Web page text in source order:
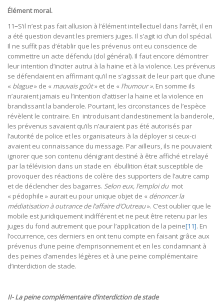
Élément moral.
11–S’il n’est pas fait allusion à l’élément intellectuel dans l’arrêt, il en
a été question devant les premiers juges. Il s’agit ici d’un dol spécial.
Il ne suffit pas d’établir que les prévenus ont eu conscience de
commettre un acte défendu (dol général). Il faut encore démontrer
leur intention d’inciter autrui à la haine et à la violence. Les prévenus
se défendaient en affirmant qu’il ne s’agissait de leur part que d’une
« blague» de « mauvais goût» et de « l’humour ». En somme ils
n’auraient jamais eu l’intention d’attiser la haine et la violence en
brandissant la banderole. Pourtant, les circonstances de l’espèce
révèlent le contraire. En introduisant clandestinement la banderole,
les prévenus savaient qu’ils n’auraient pas été autorisés par
l’autorité de police et les organisateurs à la déployer si ceux-ci
avaient eu connaissance du message. Par ailleurs, ils ne pouvaient
ignorer que son contenu dénigrant destiné à être affiché et relayé
par la télévision dans un stade en ébullition était susceptible de
provoquer des réactions de colère des supporters de l’autre camp
et de déclencher des bagarres. Selon eux, l’emploi du mot
« pédophile » aurait eu pour unique objet de « dénoncer la
médiatisation à outrance de l’affaire d’Outreau». C’est oublier que le
mobile est juridiquement indifférent et ne peut être retenu par les
juges du fond autrement que pour l’application de la peine[11]. En
l’occurrence, ces derniers en ont tenu compte en faisant grâce aux
prévenus d’une peine d’emprisonnement et en les condamnant à
des peines d’amendes légères et à une peine complémentaire
d’interdiction de stade.
II- La peine complémentaire d’interdiction de stade